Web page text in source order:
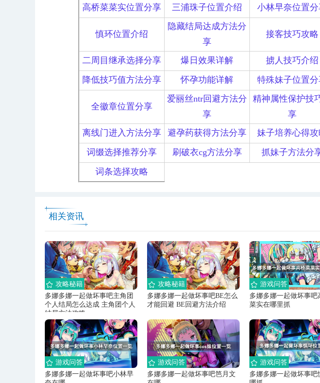
高桥菜菜实位置分享 三浦珠子位置介绍 小林早奈位置
慎环位置介绍
隐藏结局达成方法分
享
接客技巧攻略
二周目继承选择分享
爆日效果详解 掳人技巧介绍
降低技巧值方法分享
怀孕功能详解 特殊妹子位置
全徽章位置分享
爱丽丝ntr回避方法分
享
精神属性保护技
享
离线门进入方法分享
避孕药获得方法分享 妹子培养心得攻
词缀选择推荐分享
刷破衣cg方法分享 抓妹子方法分
词条选择攻略
相关资讯
多娜多娜一起做坏事吧主角团
个人结局怎么达成 主角团个人
结局方法攻略
攻略秘籍
多娜多娜一起做坏事吧BE怎么
才能回避 BE回避方法介绍
攻略秘籍
多娜多娜一起做坏事吧
菜实在哪里抓
游戏问答
多娜多娜一起做坏事吧小林早
游戏问答
多娜多娜一起做坏事吧笆月文
游戏问答
多娜多娜一起做坏事吧
游戏问答